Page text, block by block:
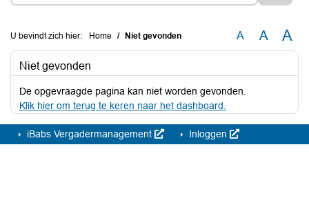
U bevindt zich hier: Home Niet gevonden A A A
Niet gevonden
De opgevraagde pagina kan niet worden gevonden.
Klik hier om terug te keren naar het dashboard.
iBabs Vergadermanagement Inloggen